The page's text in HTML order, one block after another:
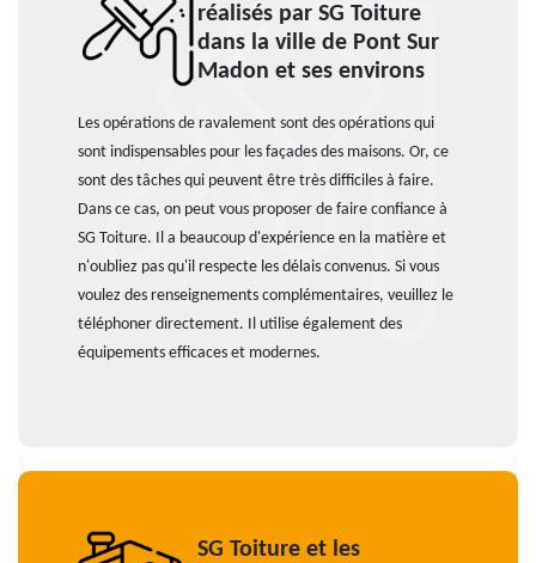
réalisés par SG Toiture
dans la ville de Pont Sur
Madon et ses environs
Les opérations de ravalement sont des opérations qui
sont indispensables pour les façades des maisons. Or, ce
sont des tâches qui peuvent être très difficiles à faire.
Dans ce cas, on peut vous proposer de faire confiance à
SG Toiture. Il a beaucoup d'expérience en la matière et
n'oubliez pas qu'il respecte les délais convenus. Si vous
voulez des renseignements complémentaires, veuillez le
téléphoner directement. Il utilise également des
équipements efficaces et modernes.
SG Toiture et les